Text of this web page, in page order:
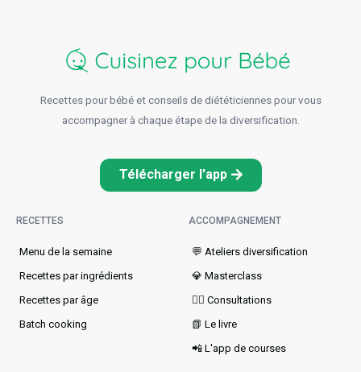
Recettes pour bébé et conseils de diététiciennes pour vous
accompagner à chaque étape de la diversification.
Télécharger l'app
RECETTES
Menu de la semaine​
Recettes par ingrédients
Recettes par âge
Batch cooking
ACCOMPAGNEMENT
💬 Ateliers diversification
💎 Masterclass
👩‍⚕️ Consultations
📗 Le livre
📲 L'app de courses